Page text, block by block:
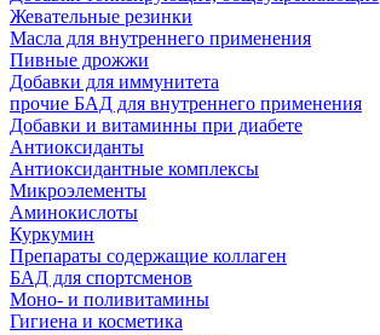
Жевательные резинки
Масла для внутреннего применения
Пивные дрожжи
Добавки для иммунитета
прочие БАД для внутреннего применения
Добавки и витаминны при диабете
Антиоксиданты
Антиоксидантные комплексы
Микроэлементы
Аминокислоты
Куркумин
Препараты содержащие коллаген
БАД для спортсменов
Моно- и поливитамины
Гигиена и косметика